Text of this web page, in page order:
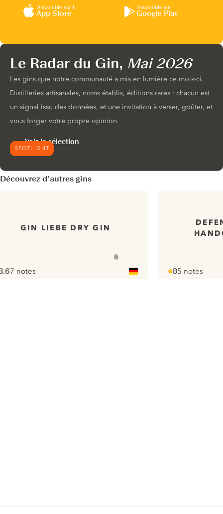
Disponible sur l’
App Store
Disponible sur
Google Play
SPOTLIGHT
Le Radar du Gin, Mai 2026
Les gins que notre communauté a mis en lumière ce mois-ci.
Distilleries artisanales, noms établis, éditions rares : chacun est
un signal issu des données, et une invitation à verser, goûter, et
vous forger votre propre opinion.
Voir la sélection
Découvrez d’autres gins
GIN LIEBE DRY GIN
7 notes
85 notes